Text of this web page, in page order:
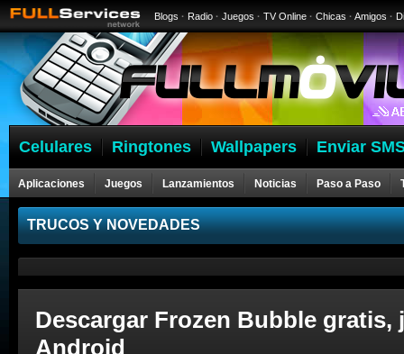
Blogs · Radio · Juegos · TV Online · Chicas · Amigos ·
Celulares Ringtones Wallpapers Enviar
Aplicaciones Juegos Lanzamientos Noticias Paso a Paso
Celulares
TRUCOS Y NOVEDADES
Descargar Frozen Bubble gratis,
Android